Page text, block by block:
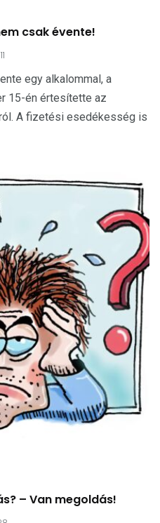
csak évente!
egy alkalommal, a
15-én értesítette az
A fizetési esedékesség is
– Van megoldás!